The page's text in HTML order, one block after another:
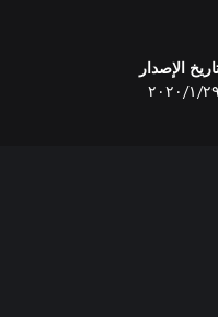
الإصدار
٢٩‏/١‏/٢٠٢٠